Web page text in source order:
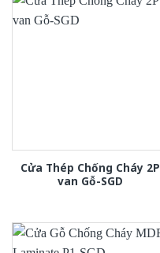
Cửa Thép Chống Cháy 2P
van Gỗ-SGD